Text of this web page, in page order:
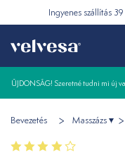
Ingyenes szállítás
ÚJDONSÁG! Szeretné tudni mi új
Bevezetés Masszázs